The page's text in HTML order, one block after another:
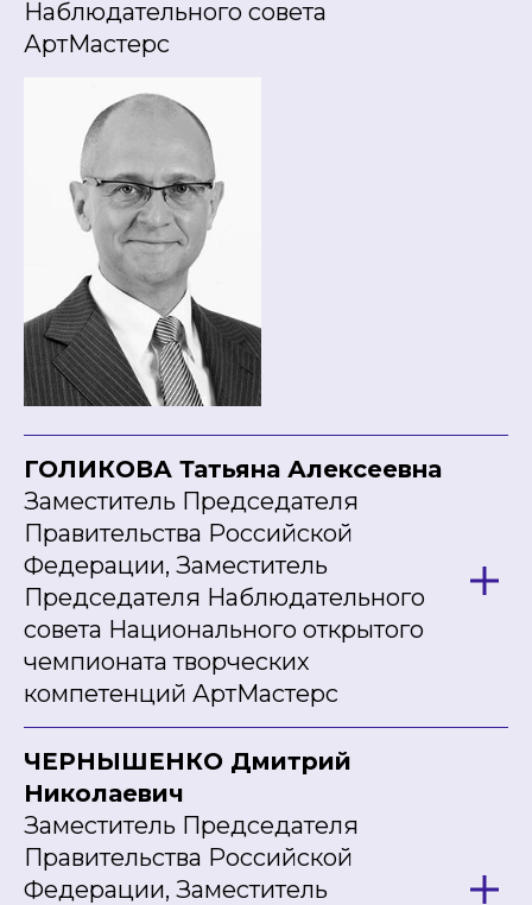
Наблюдательного совета
АртМастерс
ГОЛИКОВА Татьяна Алексеевна
Заместитель Председателя
Правительства Российской
Федерации, Заместитель
Председателя Наблюдательного
совета Национального открытого
чемпионата творческих
компетенций АртМастерс
ЧЕРНЫШЕНКО Дмитрий
Николаевич
Заместитель Председателя
Правительства Российской
Федерации, Заместитель